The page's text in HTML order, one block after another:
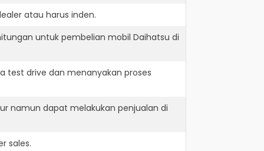
atau harus inden.
untuk pembelian mobil Daihatsu di
test drive dan menanyakan proses
namun dapat melakukan penjualan di
sales.